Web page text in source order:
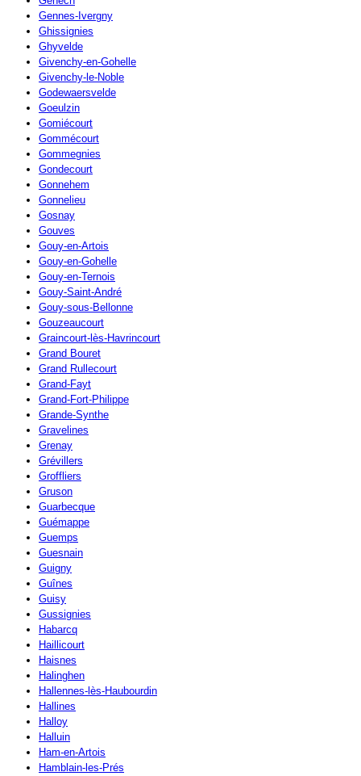
Gennes-Ivergny
Ghissignies
Ghyvelde
Givenchy-en-Gohelle
Givenchy-le-Noble
Godewaersvelde
Goeulzin
Gomiécourt
Gommécourt
Gommegnies
Gondecourt
Gonnehem
Gonnelieu
Gosnay
Gouves
Gouy-en-Artois
Gouy-en-Gohelle
Gouy-en-Ternois
Gouy-Saint-André
Gouy-sous-Bellonne
Gouzeaucourt
Graincourt-lès-Havrincourt
Grand Bouret
Grand Rullecourt
Grand-Fayt
Grand-Fort-Philippe
Grande-Synthe
Gravelines
Grenay
Grévillers
Groffliers
Gruson
Guarbecque
Guémappe
Guemps
Guesnain
Guigny
Guînes
Guisy
Gussignies
Habarcq
Haillicourt
Haisnes
Halinghen
Hallennes-lès-Haubourdin
Hallines
Halloy
Halluin
Ham-en-Artois
Hamblain-les-Prés